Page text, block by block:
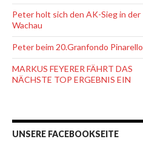
Peter holt sich den AK-Sieg in der
Wachau
Peter beim 20.Granfondo Pinarello
MARKUS FEYERER FÄHRT DAS
NÄCHSTE TOP ERGEBNIS EIN
UNSERE FACEBOOKSEITE